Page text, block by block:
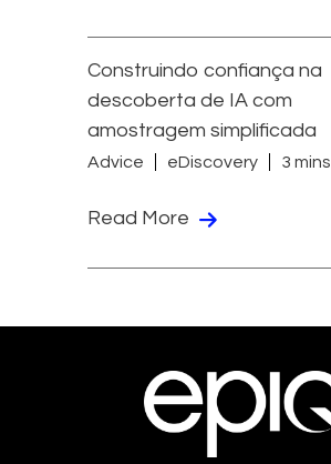
Construindo confiança na
descoberta de IA com
amostragem simplificada
Advice eDiscovery 3 mins
Read More